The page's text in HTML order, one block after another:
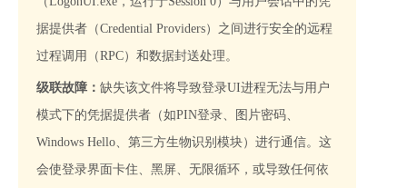
据提供者（Credential Providers）之间进行安全的远程
过程调用（RPC）和数据封送处理。
级联故障： 缺失该文件将导致登录UI进程无法与用户
模式下的凭据提供者（如PIN登录、图片密码、
Windows Hello、第三方生物识别模块）进行通信。这
会使登录界面卡住、黑屏、无限循环，或导致任何依